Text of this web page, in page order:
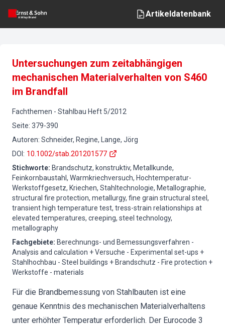
Artikeldatenbank
Untersuchungen zum zeitabhängigen
mechanischen Materialverhalten von S460
im Brandfall
Fachthemen - Stahlbau Heft 5/2012
Seite: 379-390
Autoren: Schneider, Regine, Lange, Jörg
DOI : 10.1002/stab.201201577
Stichworte: Brandschutz, konstruktiv, Metallkunde,
Feinkornbaustahl, Warmkriechversuch, Hochtemperatur-
Werkstoffgesetz, Kriechen, Stahltechnologie, Metallographie,
structural fire protection, metallurgy, fine grain structural steel,
transient high temperature test, tress-strain relationships at
elevated temperatures, creeping, steel technology,
metallography
Fachgebiete: Berechnungs- und Bemessungsverfahren -
Analysis and calculation + Versuche - Experimental set-ups +
Stahlhochbau - Steel buildings + Brandschutz - Fire protection +
Werkstoffe - materials
Für die Brandbemessung von Stahlbauten ist eine
genaue Kenntnis des mechanischen Materialverhaltens
unter erhöhter Temperatur erforderlich. Der Eurocode 3